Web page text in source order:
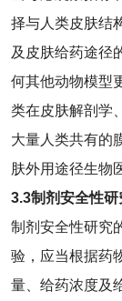
择与人类皮肤结
及皮肤给药途径
何其他动物模型
类在皮肤解剖学
大量人类共有的
肤外用途径生物
3.3制剂安全性
制剂安全性研究
验，应当根据药
量、给药浓度及